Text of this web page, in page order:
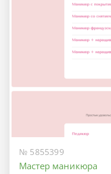
№ 5855399
Мастер маникюра